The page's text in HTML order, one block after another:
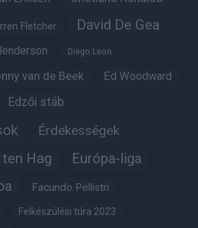
Fletcher David De Gea
Diego Leon
van de Beek Ed Woodward
Edzői stáb
Érdekességek
ten Hag Európa-liga
Facundo Pellistri
Felkészülési túra 2023